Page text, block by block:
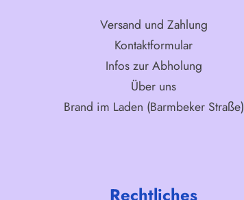
Versand und Zahlung
Kontaktformular
Infos zur Abholung
Über uns
Brand im Laden (Barmbeker Straße)
Rechtliches